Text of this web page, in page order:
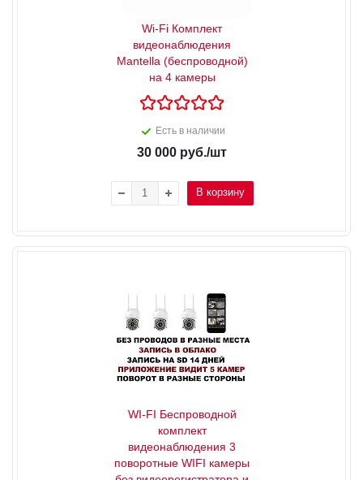
Wi-Fi Комплект
видеонаблюдения
Mantella (беспроводной)
на 4 камеры
Есть в наличии
30 000 руб./шт
В корзину
WI-FI Беспроводной
комплект
видеонаблюдения 3
поворотные WIFI камеры